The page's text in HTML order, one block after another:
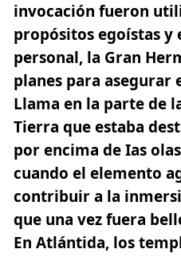
invocación fueron
propósitos egoístas
personal, la Gran
planes para asegurar
Llama en la parte de
Tierra que estaba
por encima de Ias
cuando el elemento
contribuir a la
que una vez fuera
En Atlántida, los